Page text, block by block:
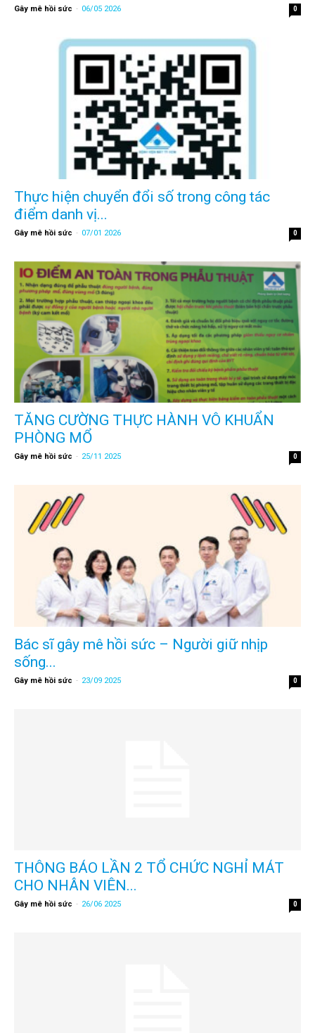
Gây mê hồi sức - 06/05 2026 0
Thực hiện chuyển đổi số trong công tác
điểm danh vị...
Gây mê hồi sức - 07/01 2026 0
TĂNG CƯỜNG THỰC HÀNH VÔ KHUẨN
PHÒNG MỔ
Gây mê hồi sức - 25/11 2025 0
Bác sĩ gây mê hồi sức – Người giữ nhịp
sống...
Gây mê hồi sức - 23/09 2025 0
THÔNG BÁO LẦN 2 TỔ CHỨC NGHỈ MÁT
CHO NHÂN VIÊN...
Gây mê hồi sức - 26/06 2025 0